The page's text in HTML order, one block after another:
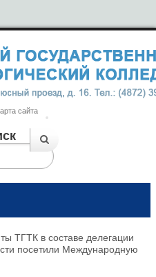
сайта
ТГТК в составе делегации
посетили Международную